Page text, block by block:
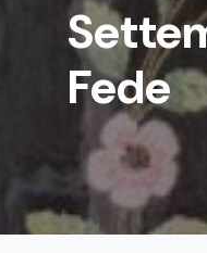
Fede